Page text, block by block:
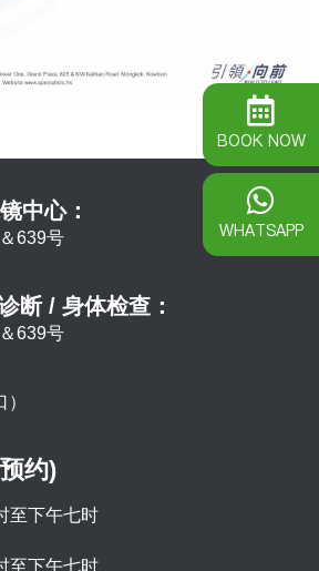
中心：
639号
断 / 身体检查：
639号
约)
至下午七时
至下午七时
BOOK NOW
WHATSAPP